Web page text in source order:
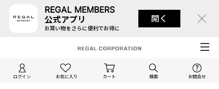
REGAL MEMBERS
公式アプリ
お買い物をさらに便利でお得に
開く
ログイン お気に入り カート 検索 お問合せ